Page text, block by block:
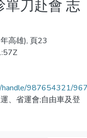
單刀赴會 志
高雄), 頁23
handle/987654321/
、省運會;自由車及登